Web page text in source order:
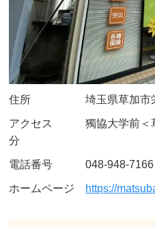
住所 埼玉県草加市栄
アクセス 獨協大学前＜草
分
電話番号 048-948-7166
ホームページ https://